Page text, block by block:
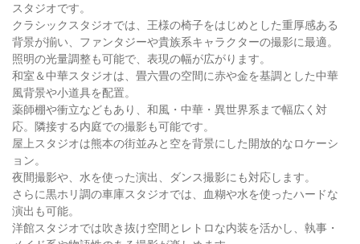
スタジオです。
クラシックスタジオでは、王様の椅子をはじめとした重厚感ある
背景が揃い、ファンタジーや貴族系キャラクターの撮影に最適。
照明の光量調整も可能で、表現の幅が広がります。
和室＆中華スタジオは、畳六畳の空間に赤や金を基調とした中華
風背景や小道具を配置。
薬師棚や衝立などもあり、和風・中華・異世界系まで幅広く対
応。隣接する内庭での撮影も可能です。
屋上スタジオは熊本の街並みと空を背景にした開放的なロケーシ
ョン。
夜間撮影や、水を使った演出、ダンス撮影にも対応します。
さらに黒ホリ調の車庫スタジオでは、血糊や水を使ったハードな
演出も可能。
洋館スタジオでは吹き抜け空間とレトロな内装を活かし、執事・